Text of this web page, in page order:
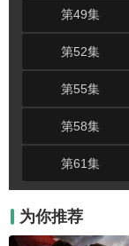
第49集
第52集
第55集
第58集
第61集
为你推荐